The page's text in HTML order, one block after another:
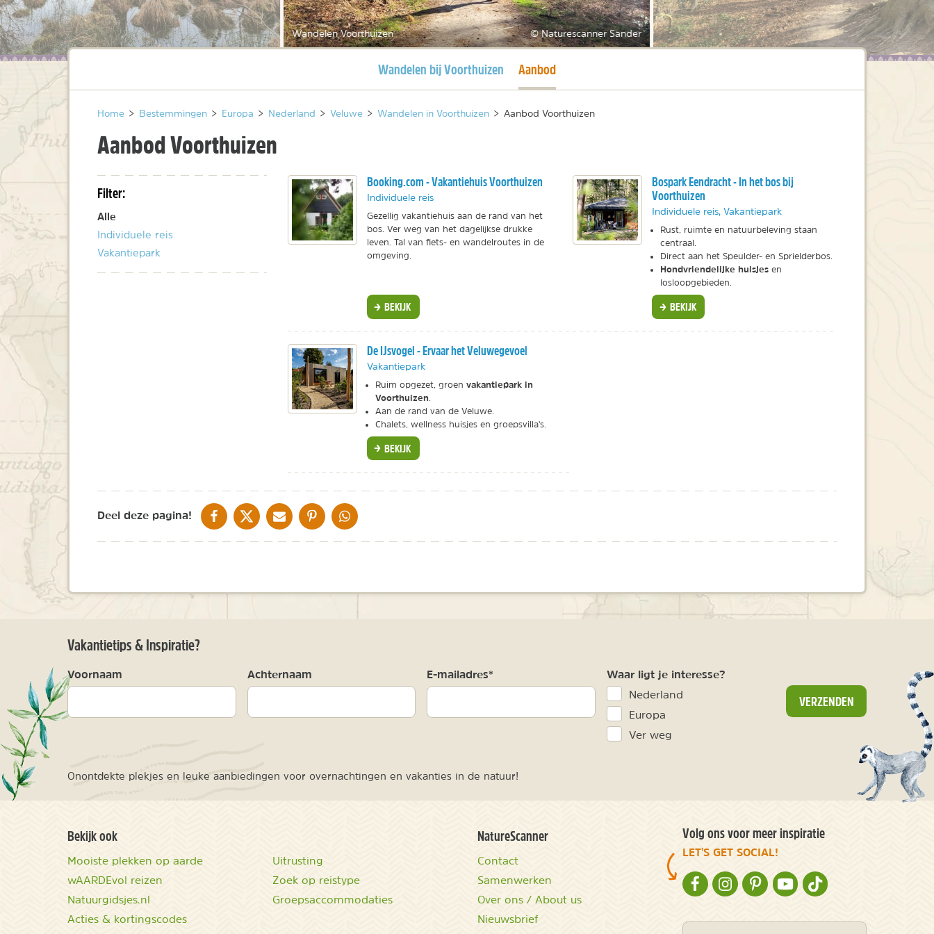
Wandelen Voorthuizen © Naturescanner Sander
Huidige pagina
Wandelen bij Voorthuizen Huidige pagina
Aanbod
Home > Bestemmingen > Europa > Nederland > Veluwe > Wandelen in Voorthuizen > Aanbod Voorthuizen
Aanbod Voorthuizen
Filter:
Alle
Individuele reis
Vakantiepark
Booking.com - Vakantiehuis Voorthuizen
Individuele reis
Gezellig vakantiehuis aan de rand van het
bos. Ver weg van het dagelijkse drukke
leven. Tal van fiets- en wandelroutes in de
omgeving.
BEKIJK
Bospark Eendracht - In het bos bij
Voorthuizen
Individuele reis, Vakantiepark
Rust, ruimte en natuurbeleving staan
centraal.
Direct aan het Speulder- en Sprielderbos.
Hondvriendelijke huisjesen
losloopgebieden.
BEKIJK
De IJsvogel - Ervaar het Veluwegevoel
Vakantiepark
Ruim opgezet, groen vakantiepark in
Voorthuizen
Aan de rand van de Veluwe.
Chalets, wellness huisjes en groepsvilla's.
BEKIJK
Deel deze pagina! DELEN OP FACEBOOK
DELEN OP XDELEN VIA DE MAIL
DELEN OP PINTEREST
DELEN OP WHATSAPP
Vakantietips & Inspiratie?
Voornaam Achternaam E-mailadres* Waar ligt je interesse?
Nederland
Europa
Ver weg
VERZENDEN
Onontdekte plekjes en leuke aanbiedingen voor overnachtingen en vakanties in de natuur!
Bekijk ook
Mooiste plekken op aarde
wAARDEvol reizen
Natuurgidsjes.nl
Acties & kortingscodes
Uitrusting
Zoek op reistype
Groepsaccommodaties
NatureScanner
Contact
Samenwerken
Over ons / About us
Nieuwsbrief
Volg ons voor meer inspiratie
LET'S GET SOCIAL!
NATURESCANNER OP FACEBOOK
NATURESCANNER OP INSTAGRAM
NATURESCANNER OP PINTEREST
NATURESCANNER OP YOUTUBE
NATURESCANNER OP